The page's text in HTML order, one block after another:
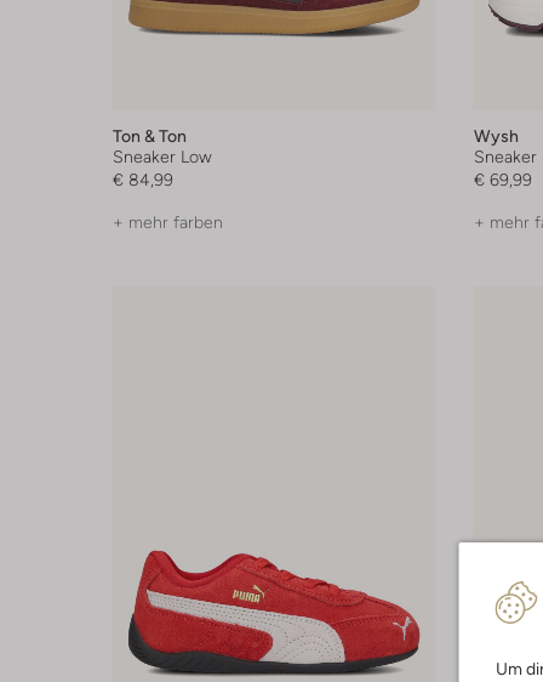
Um
Ton & Ton
Sneaker Low
€ 84,99
+ mehr farben
Wysh
Sneaker
€ 69,99
+ mehr